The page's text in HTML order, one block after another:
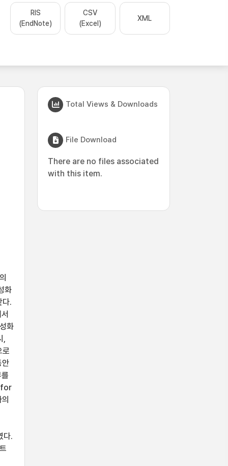
RIS
(EndNote)
CSV
(Excel)
XML
화
다.
화
,
로
안
for
다.
Total Views & Downloads
File Download
There are no files associated
with this item.